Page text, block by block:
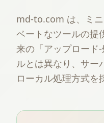
md-to.com は、ミ
ベートなツールの提
来の「アップロード
ルとは異なり、サー
ローカル処理方式を